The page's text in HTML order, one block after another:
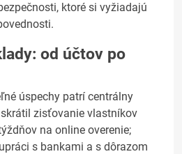
ktoré si vyžiadajú
od účtov po
úspechy patrí centrálny
zisťovanie vlastníkov
na online overenie;
s bankami a s dôrazom